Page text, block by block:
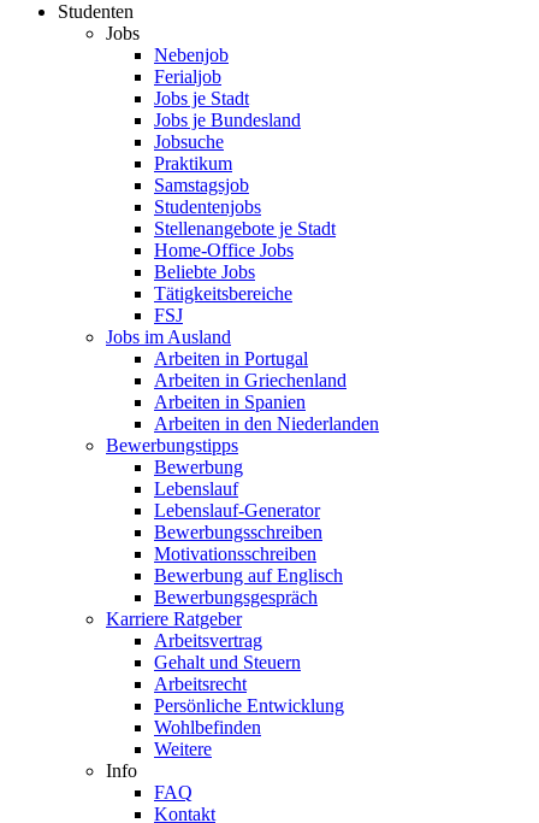
Studenten
Jobs
Nebenjob
Ferialjob
Jobs je Stadt
Jobs je Bundesland
Jobsuche
Praktikum
Samstagsjob
Studentenjobs
Stellenangebote je Stadt
Home-Office Jobs
Beliebte Jobs
Tätigkeitsbereiche
FSJ
Jobs im Ausland
Arbeiten in Portugal
Arbeiten in Griechenland
Arbeiten in Spanien
Arbeiten in den Niederlanden
Bewerbungstipps
Bewerbung
Lebenslauf
Lebenslauf-Generator
Bewerbungsschreiben
Motivationsschreiben
Bewerbung auf Englisch
Bewerbungsgespräch
Karriere Ratgeber
Arbeitsvertrag
Gehalt und Steuern
Arbeitsrecht
Persönliche Entwicklung
Wohlbefinden
Weitere
Info
FAQ
Kontakt